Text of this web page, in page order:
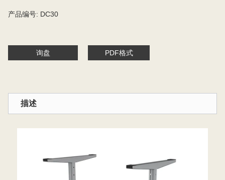
产品编号: DC30
询盘 PDF格式
描述